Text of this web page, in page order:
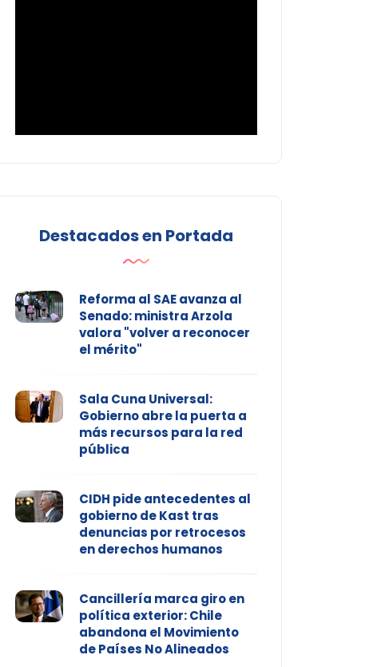
Destacados en Portada
Reforma al SAE avanza al
Senado: ministra Arzola
valora "volver a reconocer
el mérito"
Sala Cuna Universal:
Gobierno abre la puerta a
más recursos para la red
pública
CIDH pide antecedentes al
gobierno de Kast tras
denuncias por retrocesos
en derechos humanos
Cancillería marca giro en
política exterior: Chile
abandona el Movimiento
de Países No Alineados